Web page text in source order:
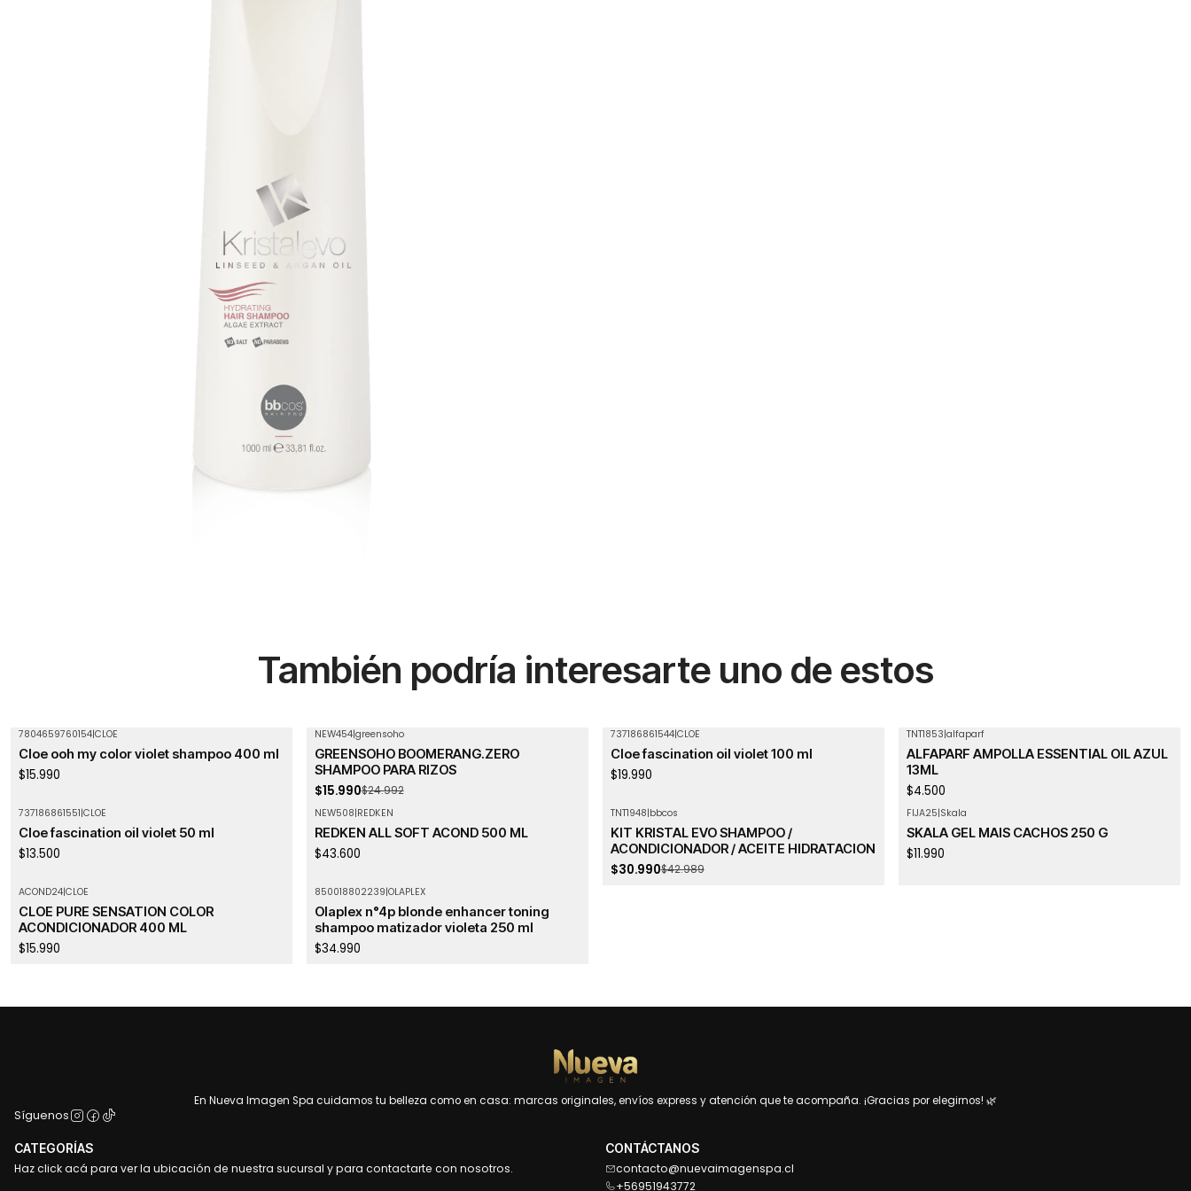
También podría interesarte uno de estos
7804659760154|CLOE
Cloe ooh my color violet shampoo 400 ml
$15.990
OFF
NEW454|greensoho
GREENSOHO BOOMERANG.ZERO
SHAMPOO PARA RIZOS
$15.990$24.992
737186861544|CLOE
Cloe fascination oil violet 100 ml
$19.990
TNT1853|alfaparf
ALFAPARF AMPOLLA ESSENTIAL OIL AZUL
13ML
$4.500
737186861551|CLOE
Cloe fascination oil violet 50 ml
$13.500
NEW508|REDKEN
REDKEN ALL SOFT ACOND 500 ML
$43.600
Agotado
TNT1948|bbcos
KIT KRISTAL EVO SHAMPOO /
ACONDICIONADOR / ACEITE HIDRATACION
$30.990$42.989
FIJA25|Skala
SKALA GEL MAIS CACHOS 250 G
$11.990
ACOND24|CLOE
CLOE PURE SENSATION COLOR
ACONDICIONADOR 400 ML
$15.990
850018802239|OLAPLEX
Olaplex n°4p blonde enhancer toning
shampoo matizador violeta 250 ml
$34.990
En Nueva Imagen Spa cuidamos tu belleza como en casa: marcas originales, envíos express y atención que te acompaña. ¡Gracias por elegirnos! 🌿
Síguenos
CATEGORÍAS
Haz click acá para ver la ubicación de nuestra sucursal y para contactarte con nosotros.
CONTÁCTANOS
contacto@nuevaimagenspa.cl
+56951943772